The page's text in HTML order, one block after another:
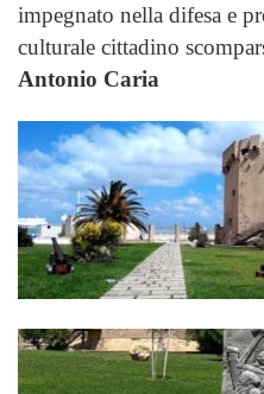
impegnato nella difesa e
culturale cittadino
Antonio Caria